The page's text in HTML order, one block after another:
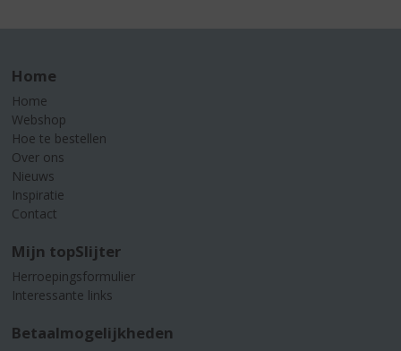
Home
Home
Webshop
Hoe te bestellen
Over ons
Nieuws
Inspiratie
Contact
Mijn topSlijter
Herroepingsformulier
Interessante links
Betaalmogelijkheden